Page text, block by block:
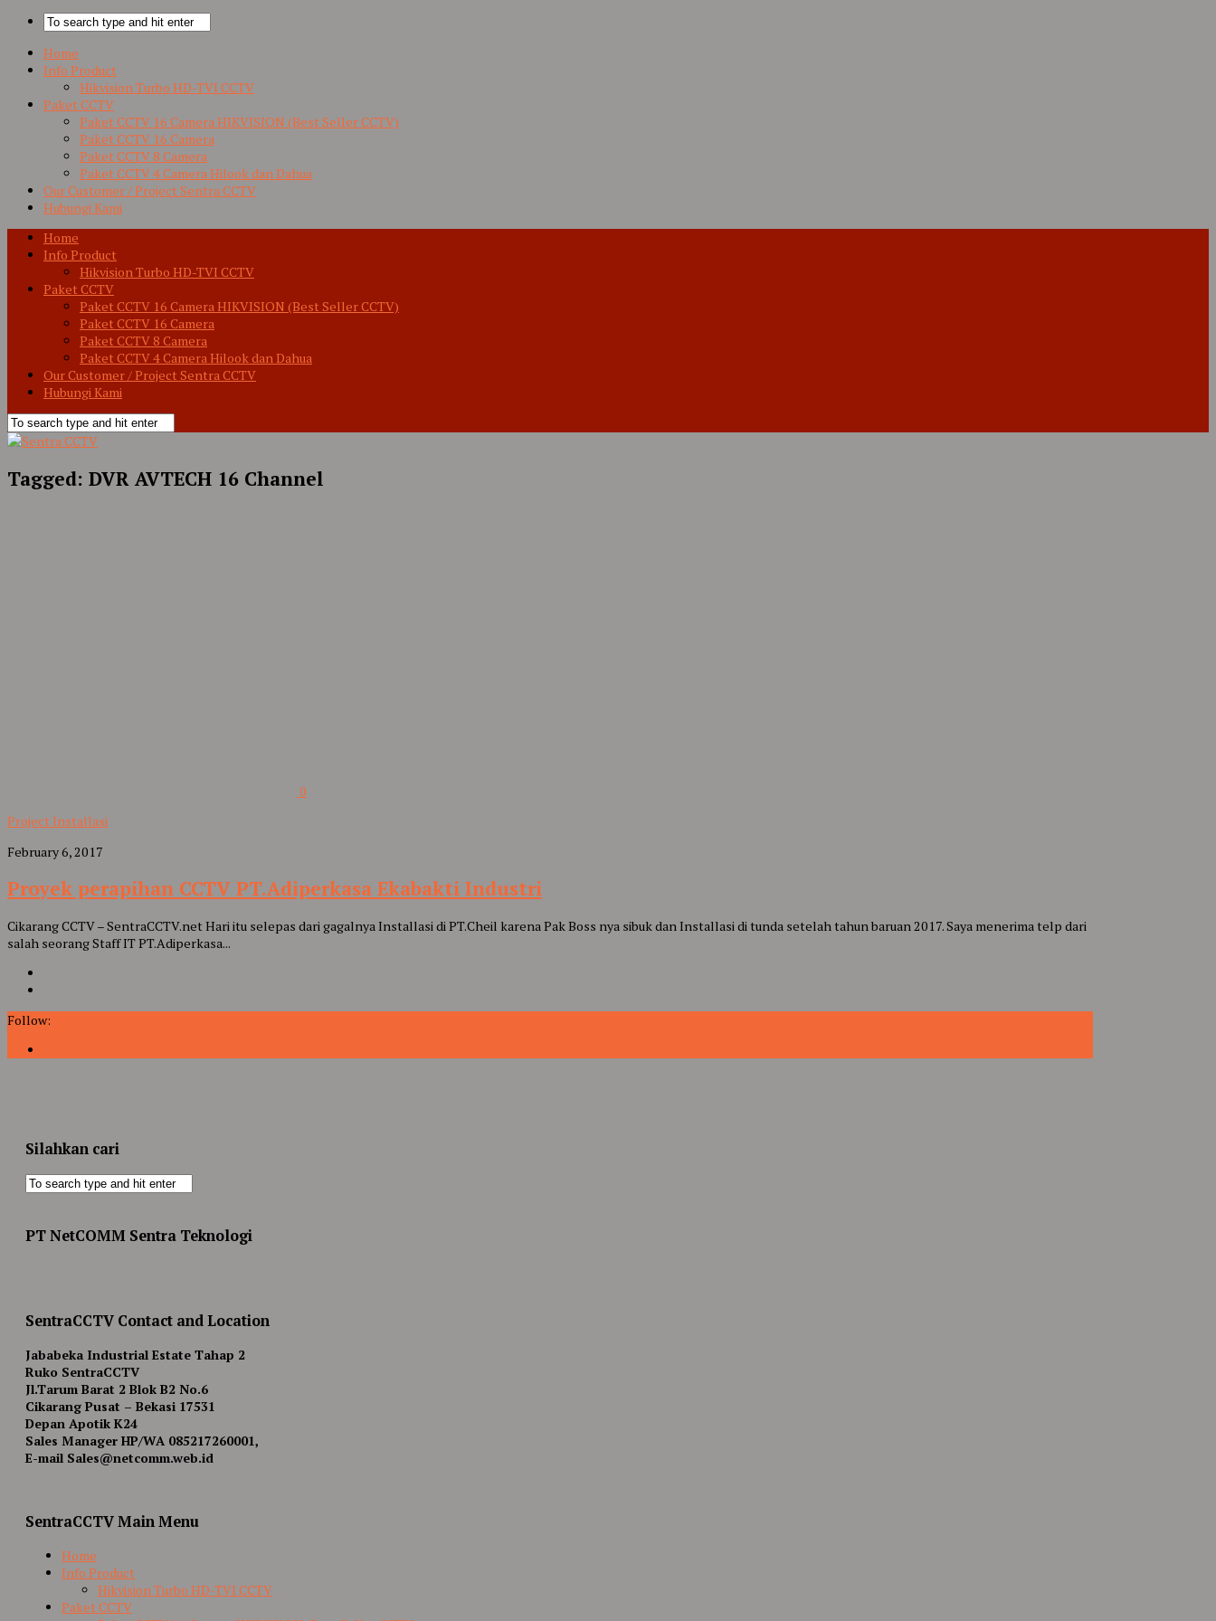
Home
Info Product
Hikvision Turbo HD-TVI CCTV
Paket CCTV
Paket CCTV 16 Camera HIKVISION (Best Seller CCTV)
Paket CCTV 16 Camera
Paket CCTV 8 Camera
Paket CCTV 4 Camera Hilook dan Dahua
Our Customer / Project Sentra CCTV
Hubungi Kami
Home
Info Product
Hikvision Turbo HD-TVI CCTV
Paket CCTV
Paket CCTV 16 Camera HIKVISION (Best Seller CCTV)
Paket CCTV 16 Camera
Paket CCTV 8 Camera
Paket CCTV 4 Camera Hilook dan Dahua
Our Customer / Project Sentra CCTV
Hubungi Kami
Tagged: DVR AVTECH 16 Channel
0
Project Installasi
February 6, 2017
Proyek perapihan CCTV PT.Adiperkasa Ekabakti Industri
Cikarang CCTV – SentraCCTV.net Hari itu selepas dari gagalnya Installasi di PT.Cheil karena Pak Boss nya sibuk dan Installasi di tunda setelah tahun baruan 2017. Saya menerima telp dari
salah seorang Staff IT PT.Adiperkasa...
Follow:
Silahkan cari
PT NetCOMM Sentra Teknologi
SentraCCTV Contact and Location
Jababeka Industrial Estate Tahap 2
Ruko SentraCCTV
Jl.Tarum Barat 2 Blok B2 No.6
Cikarang Pusat – Bekasi 17531
Depan Apotik K24
Sales Manager HP/WA 085217260001,
E-mail Sales@netcomm.web.id
SentraCCTV Main Menu
Home
Info Product
Hikvision Turbo HD-TVI CCTV
Paket CCTV